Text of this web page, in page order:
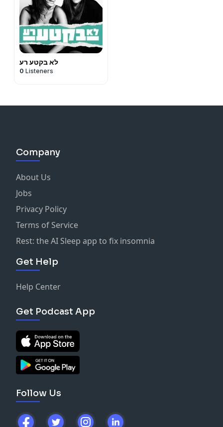
לא בקטע רע
0 Listeners
Company
About Us
Jobs
Privacy Policy
Terms of Service
Rest: the AI Sleep app to fix insomnia
Get Help
Help Center
Get Podcast App
Follow Us